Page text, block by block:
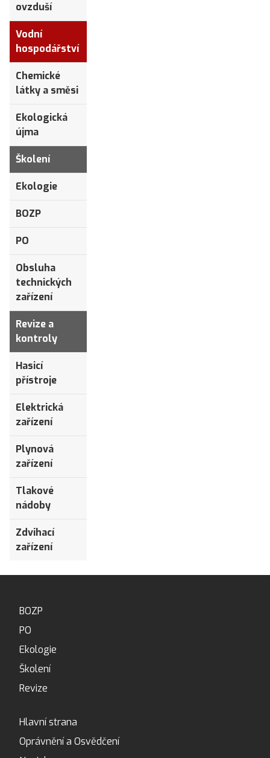
ovzduší
Vodní
hospodářství
Chemické
látky a směsi
Ekologická
újma
Školení
Ekologie
BOZP
PO
Obsluha
technických
zařízení
Revize a
kontroly
Hasicí
přístroje
Elektrická
zařízení
Plynová
zařízení
Tlakové
nádoby
Zdvihací
zařízení
BOZP
PO
Ekologie
Školení
Revize
Hlavní strana
Oprávnění a Osvědčení